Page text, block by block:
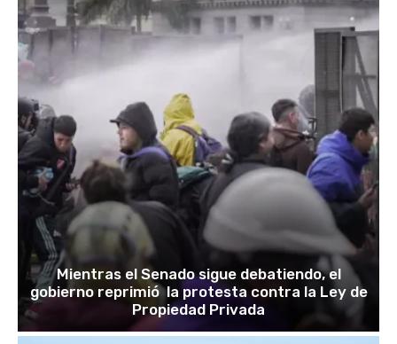
Mientras el Senado sigue debatiendo, el
gobierno reprimió la protesta contra la Ley de
Propiedad Privada